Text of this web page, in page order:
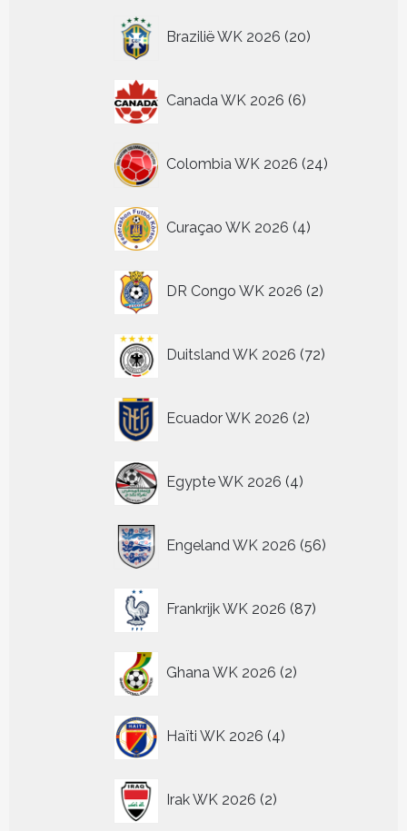
Brazilië WK 2026 20
producten
Canada WK 2026 6
producten
Colombia WK 2026 24
producten
Curaçao WK 2026 4
producten
DR Congo WK 2026 2
producten
Duitsland WK 2026 72
producten
Ecuador WK 2026 2
producten
Egypte WK 2026 4
producten
Engeland WK 2026 56
producten
Frankrijk WK 2026 87
producten
Ghana WK 2026 2
producten
Haïti WK 2026 4
producten
Irak WK 2026 2
producten